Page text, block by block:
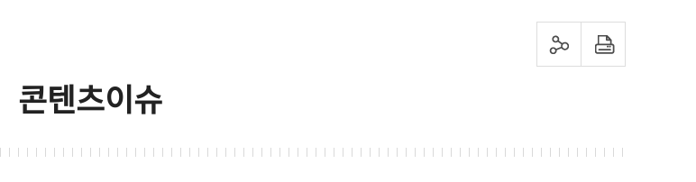
sns 공유하기 프린트하기
콘텐츠이슈